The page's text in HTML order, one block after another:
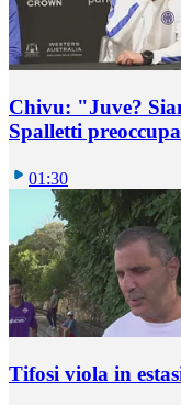
Chivu: "Juve?
Spalletti
01:30
Tifosi viola in